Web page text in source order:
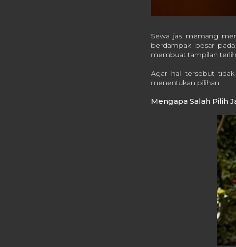
Sewa jas memang
berdampak besar
membuat tampilan
Agar hal tersebut
menentukan pilihan.
Mengapa Salah Pilih